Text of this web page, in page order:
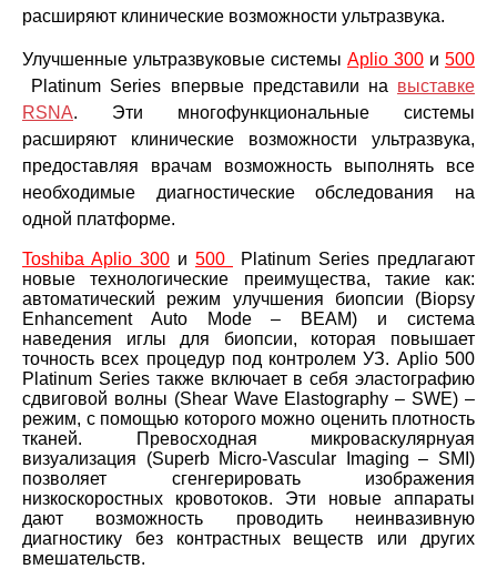
расширяют клинические возможности ультразвука.
Улучшенные ультразвуковые системы Aplio 300 и 500
Platinum Series впервые представили на выставке
RSNA. Эти многофункциональные системы
расширяют клинические возможности ультразвука,
предоставляя врачам возможность выполнять все
необходимые диагностические обследования на
одной платформе.
Toshiba Aplio 300 и 500
Platinum Series предлагают
новые технологические преимущества, такие как:
автоматический режим улучшения биопсии (Biopsy
Enhancement Auto Mode – BEAM) и система
наведения иглы для биопсии, которая повышает
точность всех процедур под контролем УЗ. Aplio 500
Platinum Series также включает в себя эластографию
сдвиговой волны (Shear Wave Еlastography – SWE) –
режим, с помощью которого можно оценить плотность
тканей. Превосходная микроваскулярнуая
визуализация (Superb Micro-Vascular Imaging – SMI)
позволяет сгенгерировать изображения
низкоскоростных кровотоков. Эти новые аппараты
дают возможность проводить неинвазивную
диагностику без контрастных веществ или других
вмешательств.